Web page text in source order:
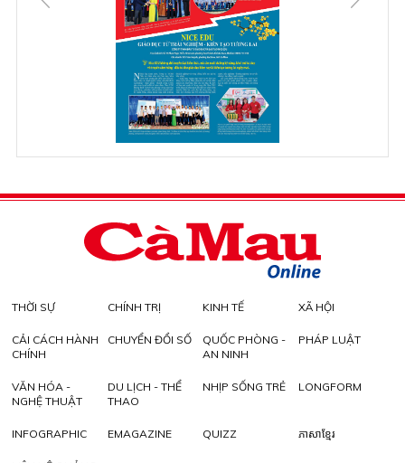
THỜI SỰ CHÍNH TRỊ KINH TẾ XÃ HỘI
CẢI CÁCH HÀNH
CHÍNH
CHUYỂN ĐỔI SỐ
QUỐC PHÒNG -
AN NINH
PHÁP LUẬT
VĂN HÓA -
NGHỆ THUẬT
DU LỊCH - THỂ
THAO
NHỊP SỐNG TRẺ LONGFORM
INFOGRAPHIC EMAGAZINE QUIZZ ភាសាខ្មែរ